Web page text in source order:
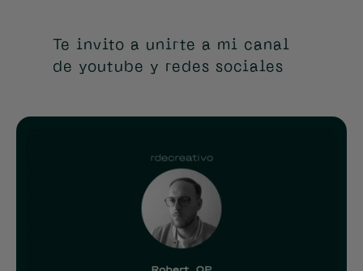
Te invito a unirte a mi canal
de youtube y redes sociales